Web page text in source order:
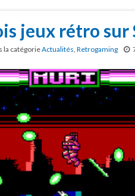
jeux rétro sur
la catégorieActualités Retrogaming